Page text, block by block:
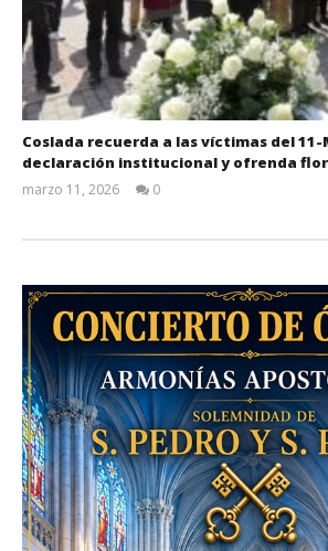
Coslada recuerda a las víctimas del 11-
declaración institucional y ofrenda
marzo 11, 2026
0